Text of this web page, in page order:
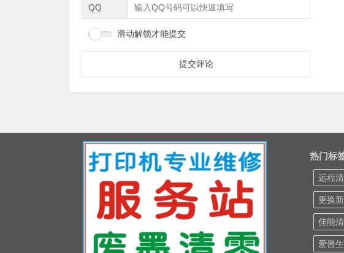
QQ
滑动解锁才能提交
热门标
远程
更换
佳能
爱普